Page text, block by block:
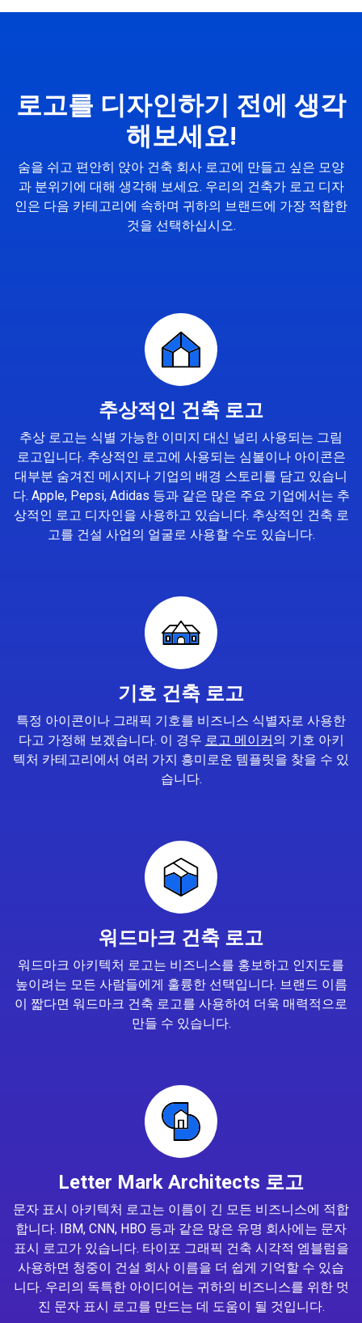
로고를 디자인하기 전에 생각
해보세요!
숨을 쉬고 편안히 앉아 건축 회사 로고에 만들고 싶은 모양
과 분위기에 대해 생각해 보세요. 우리의 건축가 로고 디자
인은 다음 카테고리에 속하며 귀하의 브랜드에 가장 적합한
것을 선택하십시오.
추상적인 건축 로고
추상 로고는 식별 가능한 이미지 대신 널리 사용되는 그림
로고입니다. 추상적인 로고에 사용되는 심볼이나 아이콘은
대부분 숨겨진 메시지나 기업의 배경 스토리를 담고 있습니
다. Apple, Pepsi, Adidas 등과 같은 많은 주요 기업에서는 추
상적인 로고 디자인을 사용하고 있습니다. 추상적인 건축 로
고를 건설 사업의 얼굴로 사용할 수도 있습니다.
기호 건축 로고
특정 아이콘이나 그래픽 기호를 비즈니스 식별자로 사용한
다고 가정해 보겠습니다. 이 경우 로고 메이커의 기호 아키
텍처 카테고리에서 여러 가지 흥미로운 템플릿을 찾을 수 있
습니다.
워드마크 건축 로고
워드마크 아키텍처 로고는 비즈니스를 홍보하고 인지도를
높이려는 모든 사람들에게 훌륭한 선택입니다. 브랜드 이름
이 짧다면 워드마크 건축 로고를 사용하여 더욱 매력적으로
만들 수 있습니다.
Letter Mark Architects 로고
문자 표시 아키텍처 로고는 이름이 긴 모든 비즈니스에 적합
합니다. IBM, CNN, HBO 등과 같은 많은 유명 회사에는 문자
표시 로고가 있습니다. 타이포 그래픽 건축 시각적 엠블럼을
사용하면 청중이 건설 회사 이름을 더 쉽게 기억할 수 있습
니다. 우리의 독특한 아이디어는 귀하의 비즈니스를 위한 멋
진 문자 표시 로고를 만드는 데 도움이 될 것입니다.